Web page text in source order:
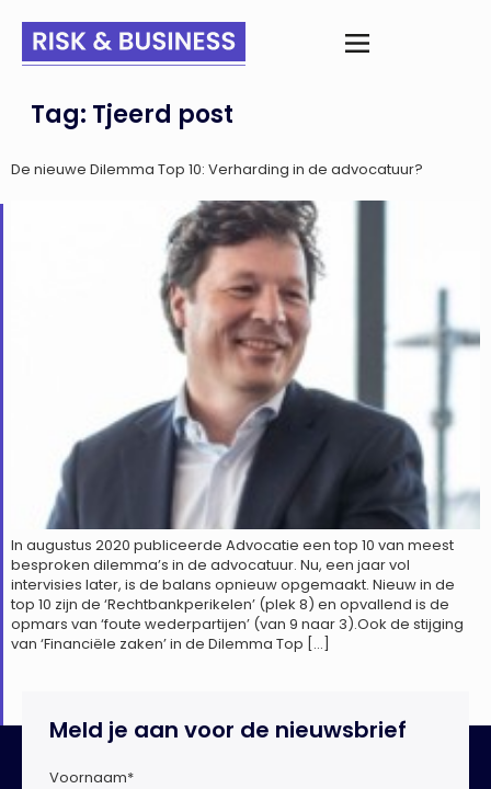
Tag: Tjeerd post
De nieuwe Dilemma Top 10: Verharding in de advocatuur?
In augustus 2020 publiceerde Advocatie een top 10 van meest
besproken dilemma’s in de advocatuur. Nu, een jaar vol
intervisies later, is de balans opnieuw opgemaakt. Nieuw in de
top 10 zijn de ‘Rechtbankperikelen’ (plek 8) en opvallend is de
opmars van ‘foute wederpartijen’ (van 9 naar 3).Ook de stijging
van ‘Financiële zaken’ in de Dilemma Top […]
Meld je aan voor de nieuwsbrief
Voornaam*